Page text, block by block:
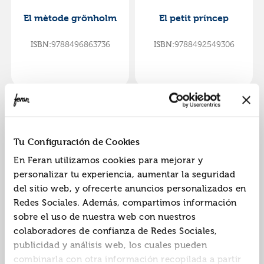
Tu Configuración de Cookies
En Feran utilizamos cookies para mejorar y
personalizar tu experiencia, aumentar la seguridad
del sitio web, y ofrecerte anuncios personalizados en
Redes Sociales. Además, compartimos información
sobre el uso de nuestra web con nuestros
colaboradores de confianza de Redes Sociales,
publicidad y análisis web, los cuales pueden
combinarla con otra información recopilada a partir
El mètode grönholm
ISBN:9788496863736
El petit príncep
ISBN:9788492549306
Madame bovary
ISBN:9788492549030
Editorial: Labutxaca
Autor:Flaubert, Gustave
Alícia al país de les
meravelles
ISBN:9788492549405
Editorial:Labutxaca